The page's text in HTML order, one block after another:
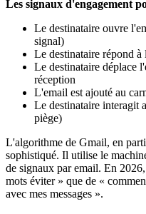
Les signaux d'engagement
Le destinataire ouvre
signal)
Le destinataire répond
Le destinataire déplace
réception
L'email est ajouté au
Le destinataire interagit
piège)
L'algorithme de Gmail, en
sophistiqué. Il utilise le
de signaux par email. En
mots éviter » que de «
avec mes messages ».